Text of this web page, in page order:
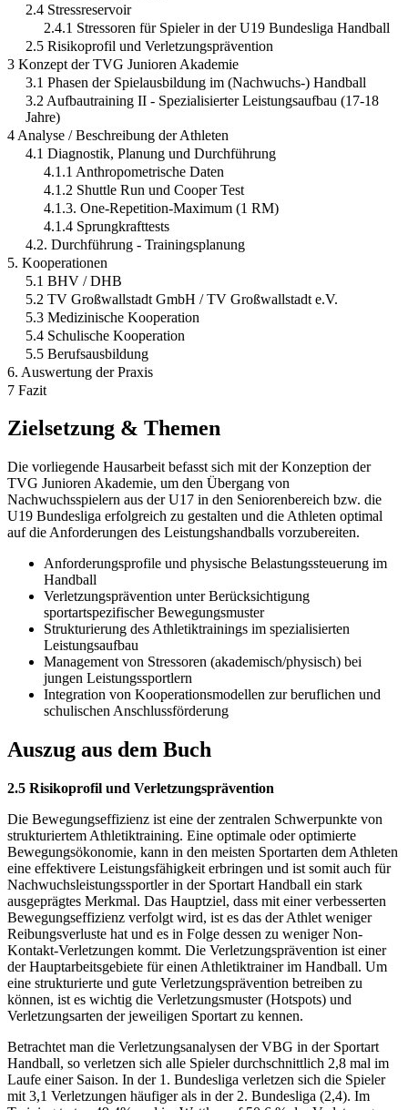
2.4 Stressreservoir
2.4.1 Stressoren für Spieler in der U19 Bundesliga Handball
2.5 Risikoprofil und Verletzungsprävention
3 Konzept der TVG Junioren Akademie
3.1 Phasen der Spielausbildung im (Nachwuchs-) Handball
3.2 Aufbautraining II - Spezialisierter Leistungsaufbau (17-18
Jahre)
4 Analyse / Beschreibung der Athleten
4.1 Diagnostik, Planung und Durchführung
4.1.1 Anthropometrische Daten
4.1.2 Shuttle Run und Cooper Test
4.1.3. One-Repetition-Maximum (1 RM)
4.1.4 Sprungkrafttests
4.2. Durchführung - Trainingsplanung
5. Kooperationen
5.1 BHV / DHB
5.2 TV Großwallstadt GmbH / TV Großwallstadt e.V.
5.3 Medizinische Kooperation
5.4 Schulische Kooperation
5.5 Berufsausbildung
6. Auswertung der Praxis
7 Fazit
Zielsetzung & Themen
Die vorliegende Hausarbeit befasst sich mit der Konzeption der
TVG Junioren Akademie, um den Übergang von
Nachwuchsspielern aus der U17 in den Seniorenbereich bzw. die
U19 Bundesliga erfolgreich zu gestalten und die Athleten optimal
auf die Anforderungen des Leistungshandballs vorzubereiten.
Anforderungsprofile und physische Belastungssteuerung im
Handball
Verletzungsprävention unter Berücksichtigung
sportartspezifischer Bewegungsmuster
Strukturierung des Athletiktrainings im spezialisierten
Leistungsaufbau
Management von Stressoren (akademisch/physisch) bei
jungen Leistungssportlern
Integration von Kooperationsmodellen zur beruflichen und
schulischen Anschlussförderung
Auszug aus dem Buch
2.5 Risikoprofil und Verletzungsprävention
Die Bewegungseffizienz ist eine der zentralen Schwerpunkte von
strukturiertem Athletiktraining. Eine optimale oder optimierte
Bewegungsökonomie, kann in den meisten Sportarten dem Athleten
eine effektivere Leistungsfähigkeit erbringen und ist somit auch für
Nachwuchsleistungssportler in der Sportart Handball ein stark
ausgeprägtes Merkmal. Das Hauptziel, dass mit einer verbesserten
Bewegungseffizienz verfolgt wird, ist es das der Athlet weniger
Reibungsverluste hat und es in Folge dessen zu weniger Non-
Kontakt-Verletzungen kommt. Die Verletzungsprävention ist einer
der Hauptarbeitsgebiete für einen Athletiktrainer im Handball. Um
eine strukturierte und gute Verletzungsprävention betreiben zu
können, ist es wichtig die Verletzungsmuster (Hotspots) und
Verletzungsarten der jeweiligen Sportart zu kennen.
Betrachtet man die Verletzungsanalysen der VBG in der Sportart
Handball, so verletzen sich alle Spieler durchschnittlich 2,8 mal im
Laufe einer Saison. In der 1. Bundesliga verletzen sich die Spieler
mit 3,1 Verletzungen häufiger als in der 2. Bundesliga (2,4). Im